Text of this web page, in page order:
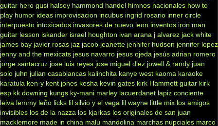
guitar hero gusi halsey hammond handel himnos nacionales how to
play humor ideas improvisacion incubus ingrid rosario inner circle
interpuesto intoxicados invasores de nuevo leon inventos iron man
guitar lesson iskander israel houghton ivan arana j alvarez jack white
james bay javier rosas jaz jacob jeanette jennifer hudson jennifer lopez
jenny and the mexicats jesus navarro jesus ojeda jesús adrian romero
jorge santacruz jose luis reyes jose miguel diez jowell & randy juan
solo juhn julian casablancas kalinchita kanye west kaoma karaoke
karatula ken-y kent jones kesha kevin gates kirk Hammett guitar kirk
esp kk downing kungs ky-mani marley lacuerdanet lapiz conciente
leiva lemmy leño licks lil silvio y el vega lil wayne little mix los amigos
invisibles los de la nazza los kjarkas los originales de san juan
macklemore made in china malú mandolina marchas nupciales marco